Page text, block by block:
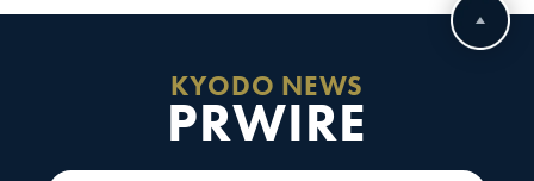
KYODO NEWS
PRWIRE